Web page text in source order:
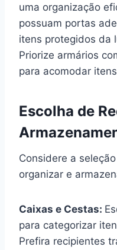
uma organização
possuam portas
itens protegidos da
Priorize armários
para acomodar
Escolha de
Considere a
organizar e
Caixas e Cestas:
para categorizar
Prefira recipientes